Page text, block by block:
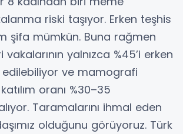
riski taşıyor. Erken teşhis
şifa mümkün. Buna rağmen
yalnızca %45’i erken
ve mamografi
oranı %30–35
Taramalarını ihmal eden
olduğunu görüyoruz. Türk